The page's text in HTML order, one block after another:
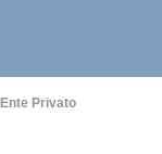
Ente Privato